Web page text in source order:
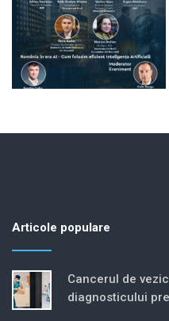
Articole populare
Cancerul de
diagnosticului